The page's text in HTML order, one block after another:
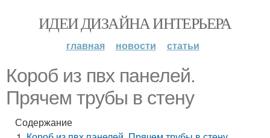
ИДЕИ ДИЗАЙНА ИНТЕРЬЕРА
главная новости статьи
Короб из пвх панелей.
Прячем трубы в стену
Содержание